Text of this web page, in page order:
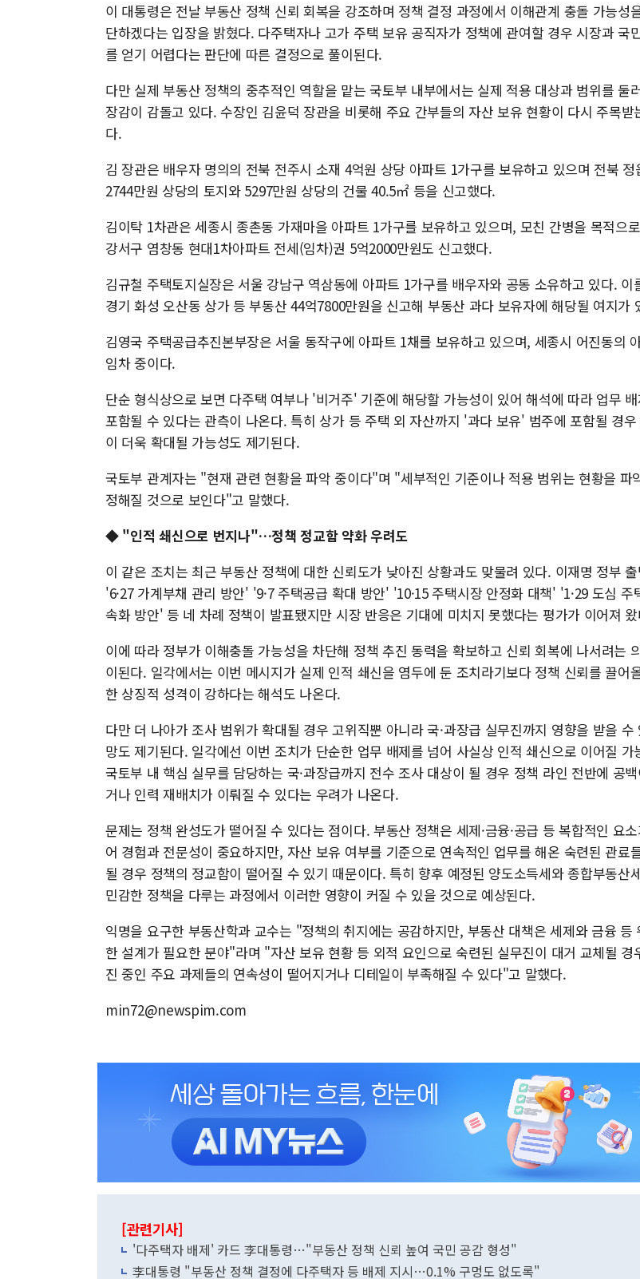
이 대통령은 전날 부동산 정책 신뢰 회복을 강조하며 정책 결정 과정에서 이해관계 충돌 가능성
단하겠다는 입장을 밝혔다. 다주택자나 고가 주택 보유 공직자가 정책에 관여할 경우 시장과 국
를 얻기 어렵다는 판단에 따른 결정으로 풀이된다.
다만 실제 부동산 정책의 중추적인 역할을 맡는 국토부 내부에서는 실제 적용 대상과 범위를 둘
장감이 감돌고 있다. 수장인 김윤덕 장관을 비롯해 주요 간부들의 자산 보유 현황이 다시 주목받
다.
김 장관은 배우자 명의의 전북 전주시 소재 4억원 상당 아파트 1가구를 보유하고 있으며 전북 정
2744만원 상당의 토지와 5297만원 상당의 건물 40.5㎡ 등을 신고했다.
김이탁 1차관은 세종시 종촌동 가재마을 아파트 1가구를 보유하고 있으며, 모친 간병을 목적으
강서구 염창동 현대1차아파트 전세(임차)권 5억2000만원도 신고했다.
김규철 주택토지실장은 서울 강남구 역삼동에 아파트 1가구를 배우자와 공동 소유하고 있다. 이
경기 화성 오산동 상가 등 부동산 44억7800만원을 신고해 부동산 과다 보유자에 해당될 여지가
김영국 주택공급추진본부장은 서울 동작구에 아파트 1채를 보유하고 있으며, 세종시 어진동의
임차 중이다.
단순 형식상으로 보면 다주택 여부나 '비거주' 기준에 해당할 가능성이 있어 해석에 따라 업무
포함될 수 있다는 관측이 나온다. 특히 상가 등 주택 외 자산까지 '과다 보유' 범주에 포함될 경
이 더욱 확대될 가능성도 제기된다.
국토부 관계자는 "현재 관련 현황을 파악 중이다"며 "세부적인 기준이나 적용 범위는 현황을 파
정해질 것으로 보인다"고 말했다.
◆ "인적 쇄신으로 번지나"…정책 정교함 약화 우려도
이 같은 조치는 최근 부동산 정책에 대한 신뢰도가 낮아진 상황과도 맞물려 있다. 이재명 정부
'6·27 가계부채 관리 방안' '9·7 주택공급 확대 방안' '10·15 주택시장 안정화 대책' '1·29 도심 주
속화 방안' 등 네 차례 정책이 발표됐지만 시장 반응은 기대에 미치지 못했다는 평가가 이어져
이에 따라 정부가 이해충돌 가능성을 차단해 정책 추진 동력을 확보하고 신뢰 회복에 나서려는
이된다. 일각에서는 이번 메시지가 실제 인적 쇄신을 염두에 둔 조치라기보다 정책 신뢰를 끌어
한 상징적 성격이 강하다는 해석도 나온다.
다만 더 나아가 조사 범위가 확대될 경우 고위직뿐 아니라 국·과장급 실무진까지 영향을 받을 수
망도 제기된다. 일각에선 이번 조치가 단순한 업무 배제를 넘어 사실상 인적 쇄신으로 이어질 가
국토부 내 핵심 실무를 담당하는 국·과장급까지 전수 조사 대상이 될 경우 정책 라인 전반에 공
거나 인력 재배치가 이뤄질 수 있다는 우려가 나온다.
문제는 정책 완성도가 떨어질 수 있다는 점이다. 부동산 정책은 세제·금융·공급 등 복합적인 요
어 경험과 전문성이 중요하지만, 자산 보유 여부를 기준으로 연속적인 업무를 해온 숙련된 관료
될 경우 정책의 정교함이 떨어질 수 있기 때문이다. 특히 향후 예정된 양도소득세와 종합부동산
민감한 정책을 다루는 과정에서 이러한 영향이 커질 수 있을 것으로 예상된다.
익명을 요구한 부동산학과 교수는 "정책의 취지에는 공감하지만, 부동산 대책은 세제와 금융 등
한 설계가 필요한 분야"라며 "자산 보유 현황 등 외적 요인으로 숙련된 실무진이 대거 교체될 경
진 중인 주요 과제들의 연속성이 떨어지거나 디테일이 부족해질 수 있다"고 말했다.
min72@newspim.com
[관련기사]
'다주택자 배제' 카드 李대통령…"부동산 정책 신뢰 높여 국민 공감 형성"
李대통령 "부동산 정책 결정에 다주택자 등 배제 지시…0.1% 구멍도 없도록"